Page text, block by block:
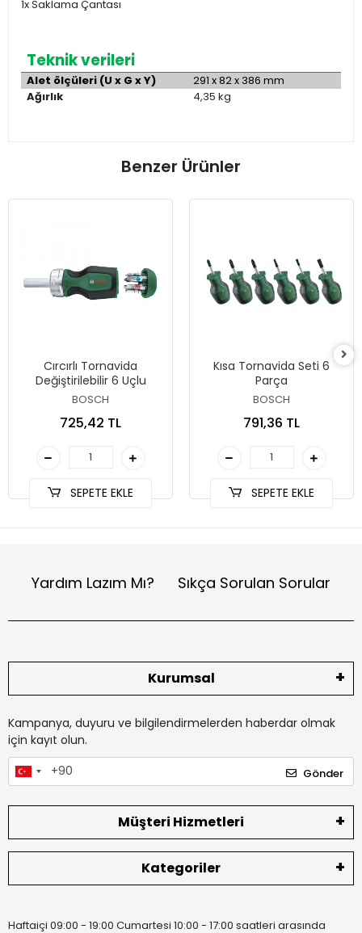
1x Saklama Çantası
Teknik verileri
Alet ölçüleri (U x G x Y)
291 x 82 x 386 mm
Ağırlık
4,35 kg
Benzer Ürünler
Cırcırlı Tornavida
Değiştirilebilir 6 Uçlu
BOSCH
725,42 TL
SEPETE EKLE
Kısa Tornavida Seti 6
Parça
BOSCH
791,36 TL
SEPETE EKLE
Yardım Lazım Mı? Sıkça Sorulan Sorular
Kurumsal
Kampanya, duyuru ve bilgilendirmelerden haberdar olmak
için kayıt olun.
Gönder
Müşteri Hizmetleri
Kategoriler
Haftaiçi 09:00 - 19:00 Cumartesi 10:00 - 17:00 saatleri arasında